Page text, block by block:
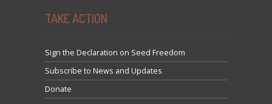
TAKE ACTION
Sign the Declaration on Seed Freedom
Subscribe to News and Updates
Donate